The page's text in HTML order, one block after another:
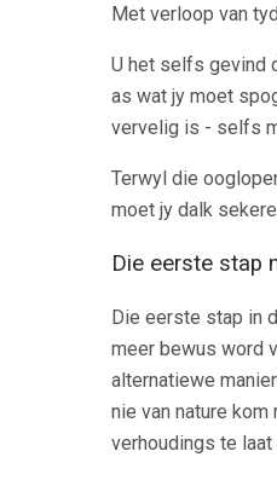
Met verloop van
U het selfs gevind
as wat jy moet
vervelig is - selfs
Terwyl die
moet jy dalk
Die eerste stap
Die eerste stap in
meer bewus word
alternatiewe
nie van nature
verhoudings te